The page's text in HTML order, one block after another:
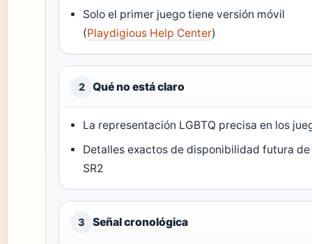
Solo el primer juego tiene versión móvil
(Playdigious Help Center)
2 Qué no está claro
La representación LGBTQ precisa en los
Detalles exactos de disponibilidad futura de
SR2
3 Señal cronológica